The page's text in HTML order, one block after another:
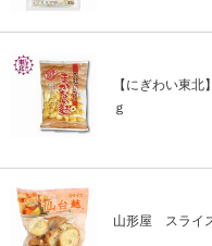
【にぎわい東
ｇ
山形屋 スライ